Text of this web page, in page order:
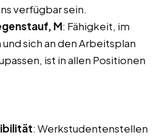
verfügbar sein.
M: Fähigkeit, im
sich an den Arbeitsplan
ist in allen Positionen
: Werkstudentenstellen